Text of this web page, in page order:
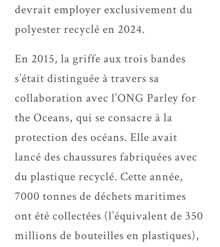
devrait employer exclusivement du
polyester recyclé en 2024.
En 2015, la griffe aux trois bandes
s’était distinguée à travers sa
collaboration avec l’ONG Parley for
the Oceans, qui se consacre à la
protection des océans. Elle avait
lancé des chaussures fabriquées avec
du plastique recyclé. Cette année,
7000 tonnes de déchets maritimes
ont été collectées (l’équivalent de 350
millions de bouteilles en plastiques),